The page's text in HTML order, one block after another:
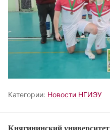
Категории: Новости НГИЭУ